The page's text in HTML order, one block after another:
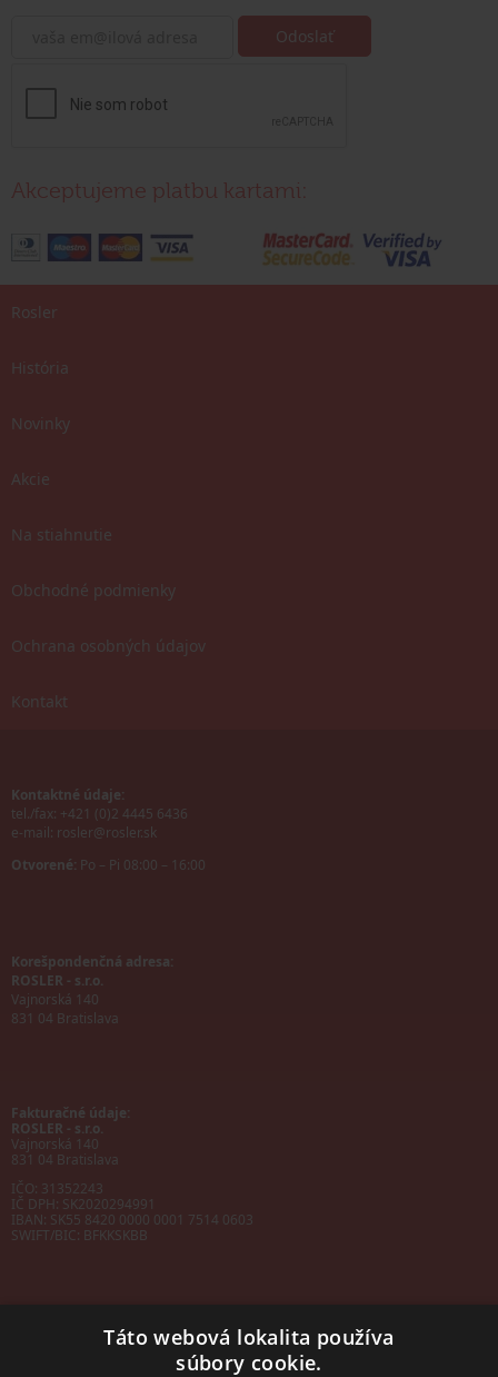
Akceptujeme platbu kartami:
Rosler
História
Novinky
Akcie
Na stiahnutie
Obchodné podmienky
Ochrana osobných údajov
Kontakt
Kontaktné údaje:
tel./fax: +421 (0)2 4445 6436
e-mail: rosler@rosler.sk
Otvorené: Po – Pi 08:00 – 16:00
Korešpondenčná adresa:
ROSLER - s.r.o.
Vajnorská 140
831 04 Bratislava
Fakturačné údaje:
ROSLER - s.r.o.
Vajnorská 140
831 04 Bratislava
IČO: 31352243
IČ DPH: SK2020294991
IBAN: SK55 8420 0000 0001 7514 0603
SWIFT/BIC: BFKKSKBB
Táto webová lokalita používa
súbory cookie.